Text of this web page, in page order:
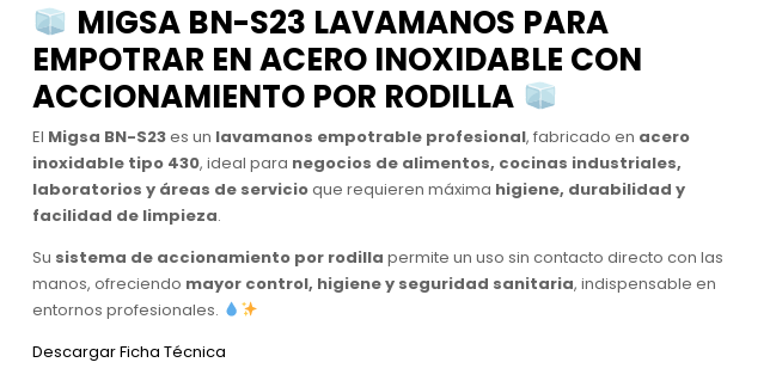
MIGSA BN-S23 LAVAMANOS PARA
EMPOTRAR EN ACERO INOXIDABLE CON
ACCIONAMIENTO POR RODILLA
El Migsa BN-S23es un lavamanos empotrable profesional, fabricado en acero
inoxidable tipo 430, ideal para negocios de alimentos, cocinas industriales,
laboratorios y áreas de servicioque requieren máxima higiene, durabilidad y
facilidad de limpieza.
Su sistema de accionamiento por rodilla permite un uso sin contacto directo con las
manos, ofreciendo mayor control, higiene y seguridad sanitaria, indispensable en
entornos profesionales.
Descargar Ficha Técnica